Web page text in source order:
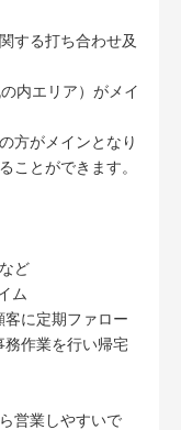
する打ち合わせ及
内エリア）がメイ
方がメインとなり
ことができます。
ど
ム
に定期ファロー
務作業を行い帰宅
営業しやすいで